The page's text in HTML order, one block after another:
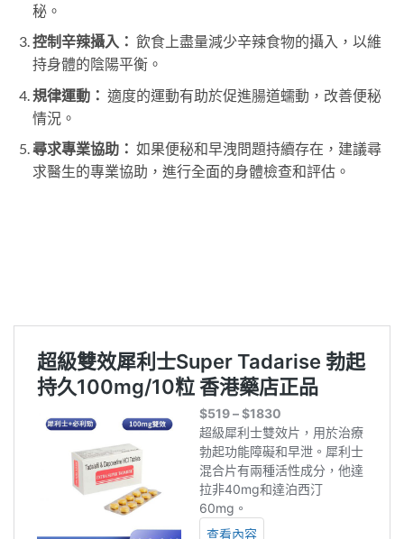
秘。
控制辛辣攝入： 飲食上盡量減少辛辣食物的攝入，以維
持身體的陰陽平衡。
規律運動： 適度的運動有助於促進腸道蠕動，改善便秘
情況。
尋求專業協助： 如果便秘和早洩問題持續存在，建議尋
求醫生的專業協助，進行全面的身體檢查和評估。